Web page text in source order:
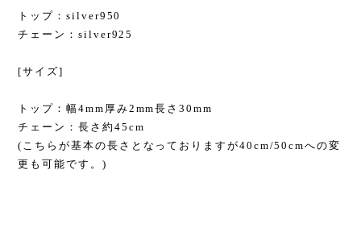
トップ：silver950
チェーン：silver925
[サイズ]
トップ：幅4mm厚み2mm長さ30mm
チェーン：長さ約45cm
(こちらが基本の長さとなっておりますが40cm/50cmへの変
更も可能です。)